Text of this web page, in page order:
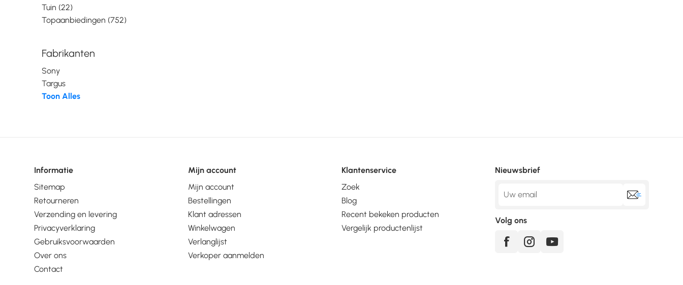
Tuin (22)
Topaanbiedingen (752)
Fabrikanten
Sony
Targus
Toon Alles
Informatie
Sitemap
Retourneren
Verzending en levering
Privacyverklaring
Gebruiksvoorwaarden
Over ons
Contact
Mijn account
Mijn account
Bestellingen
Klant adressen
Winkelwagen
Verlanglijst
Verkoper aanmelden
Klantenservice
Zoek
Blog
Recent bekeken producten
Vergelijk productenlijst
Nieuwsbrief
Volg ons